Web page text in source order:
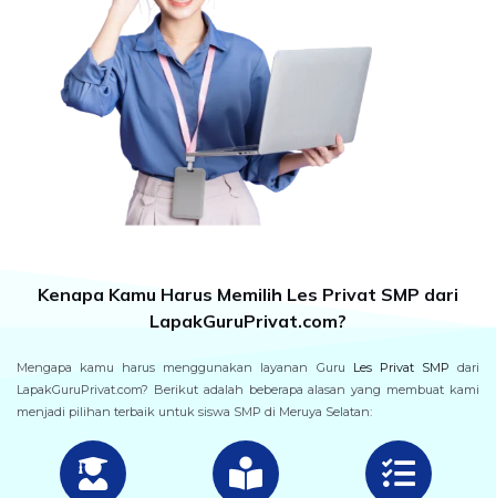
Kenapa Kamu Harus Memilih Les Privat SMP dari
LapakGuruPrivat.com?
Mengapa kamu harus menggunakan layanan Guru Les Privat SMP dari
LapakGuruPrivat.com? Berikut adalah beberapa alasan yang membuat kami
menjadi pilihan terbaik untuk siswa SMP di Meruya Selatan: